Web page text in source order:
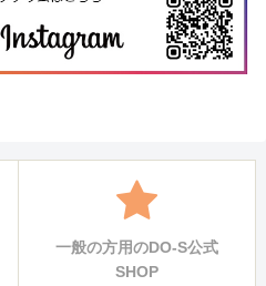
一般の方用のDO-S公式
SHOP